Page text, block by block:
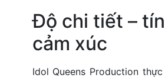
Độ chi tiết –
cảm xúc
Idol Queens Production